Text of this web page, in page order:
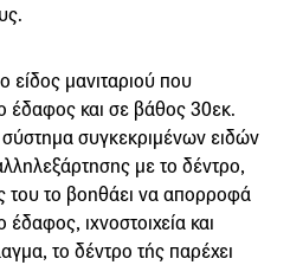
είδος μανιταριού που
έδαφος και σε βάθος 30εκ.
συγκεκριμένων ειδών
με το δέντρο,
του το βοηθάει να απορροφά
ιχνοστοιχεία και
το δέντρο τής παρέχει